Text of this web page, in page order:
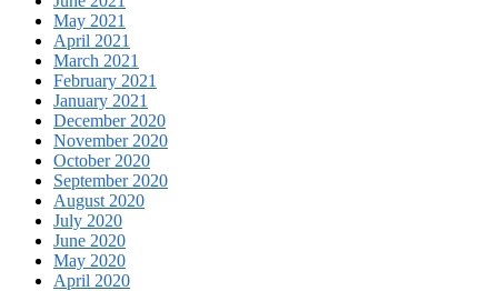
May 2021
April 2021
March 2021
February 2021
January 2021
December 2020
November 2020
October 2020
September 2020
August 2020
July 2020
June 2020
May 2020
April 2020